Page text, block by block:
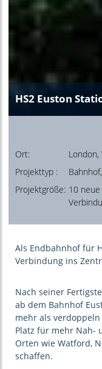
HS2 Euston
Ort:
London,
Projekttyp :
Projektgröße: 10
Als Endbahnhof für
Verbindung ins
Nach seiner
ab dem Bahnhof
mehr als
Platz für mehr Nah-
Orten wie Watford,
schaffen.